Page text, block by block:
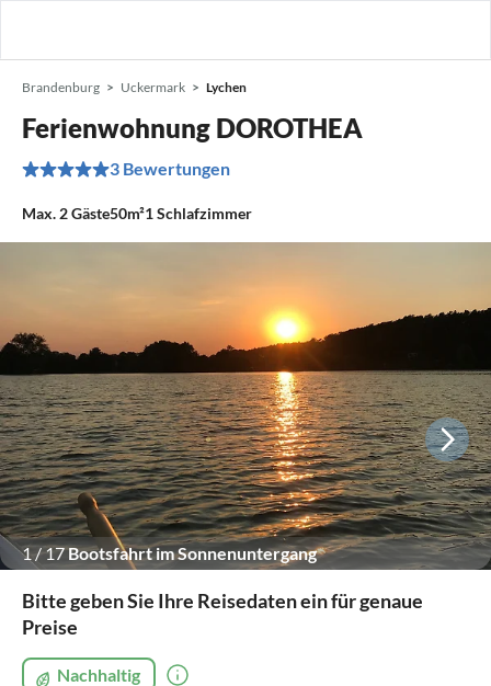
Brandenburg Uckermark Lychen
Ferienwohnung DOROTHEA
3 Bewertungen
Max. 2Gäste50m²1Schlafzimmer
1/17Bootsfahrt im Sonnenuntergang
Bitte geben Sie Ihre Reisedaten ein für genaue
Preise
Nachhaltig